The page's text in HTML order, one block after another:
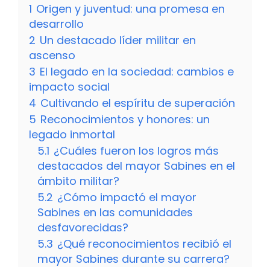
1 Origen y juventud: una promesa en
desarrollo
2 Un destacado líder militar en
ascenso
3 El legado en la sociedad: cambios e
impacto social
4 Cultivando el espíritu de superación
5 Reconocimientos y honores: un
legado inmortal
5.1 ¿Cuáles fueron los logros más
destacados del mayor Sabines en el
ámbito militar?
5.2 ¿Cómo impactó el mayor
Sabines en las comunidades
desfavorecidas?
5.3 ¿Qué reconocimientos recibió el
mayor Sabines durante su carrera?